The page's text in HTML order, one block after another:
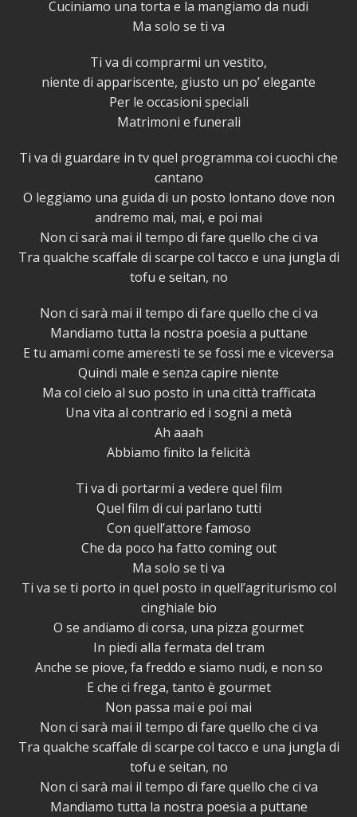
Cuciniamo una torta e la mangiamo da nudi
Ma solo se ti va
Ti va di comprarmi un vestito,
niente di appariscente, giusto un po’ elegante
Per le occasioni speciali
Matrimoni e funerali
Ti va di guardare in tv quel programma coi cuochi che
cantano
O leggiamo una guida di un posto lontano dove non
andremo mai, mai, e poi mai
Non ci sarà mai il tempo di fare quello che ci va
Tra qualche scaffale di scarpe col tacco e una jungla di
tofu e seitan, no
Non ci sarà mai il tempo di fare quello che ci va
Mandiamo tutta la nostra poesia a puttane
E tu amami come ameresti te se fossi me e viceversa
Quindi male e senza capire niente
Ma col cielo al suo posto in una città trafficata
Una vita al contrario ed i sogni a metà
Ah aaah
Abbiamo finito la felicità
Ti va di portarmi a vedere quel film
Quel film di cui parlano tutti
Con quell’attore famoso
Che da poco ha fatto coming out
Ma solo se ti va
Ti va se ti porto in quel posto in quell’agriturismo col
cinghiale bio
O se andiamo di corsa, una pizza gourmet
In piedi alla fermata del tram
Anche se piove, fa freddo e siamo nudi, e non so
E che ci frega, tanto è gourmet
Non passa mai e poi mai
Non ci sarà mai il tempo di fare quello che ci va
Tra qualche scaffale di scarpe col tacco e una jungla di
tofu e seitan, no
Non ci sarà mai il tempo di fare quello che ci va
Mandiamo tutta la nostra poesia a puttane